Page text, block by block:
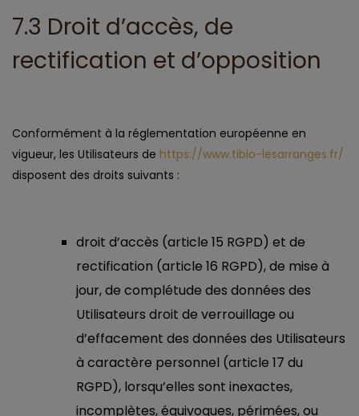
7.3 Droit d’accès, de
rectification et d’opposition
Conformément à la réglementation européenne en
vigueur, les Utilisateurs de https://www.tibio-lesarranges.fr/
disposent des droits suivants :
droit d’accès (article 15 RGPD) et de
rectification (article 16 RGPD), de mise à
jour, de complétude des données des
Utilisateurs droit de verrouillage ou
d’effacement des données des Utilisateurs
à caractère personnel (article 17 du
RGPD), lorsqu’elles sont inexactes,
incomplètes, équivoques, périmées, ou